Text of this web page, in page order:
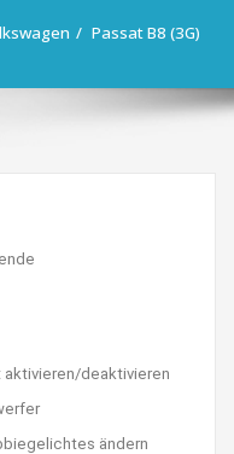
Passat B8 (3G)
deaktivieren
ändern